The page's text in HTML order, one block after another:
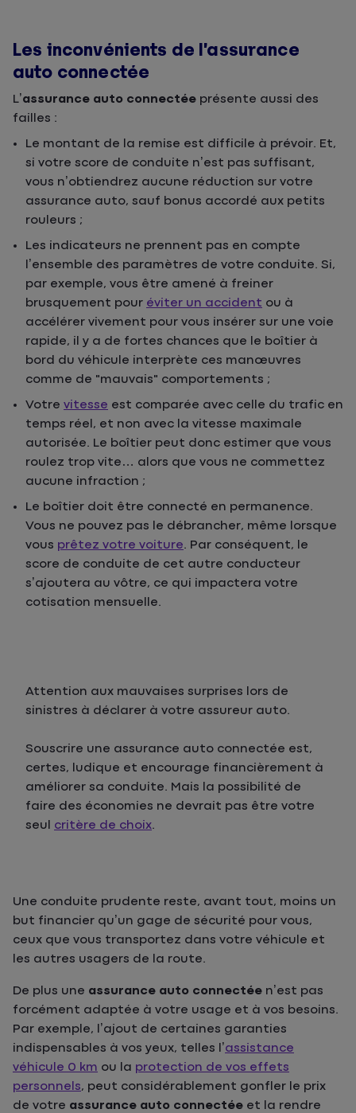
Les inconvénients de l’assurance
auto connectée
L’assurance auto connectée présente aussi des
failles :
Le montant de la remise est difficile à prévoir. Et,
si votre score de conduite n’est pas suffisant,
vous n’obtiendrez aucune réduction sur votre
assurance auto, sauf bonus accordé aux petits
rouleurs ;
Les indicateurs ne prennent pas en compte
l’ensemble des paramètres de votre conduite. Si,
par exemple, vous être amené à freiner
brusquement pour éviter un accident ou à
accélérer vivement pour vous insérer sur une voie
rapide, il y a de fortes chances que le boîtier à
bord du véhicule interprète ces manœuvres
comme de "mauvais" comportements ;
Votre vitesse est comparée avec celle du trafic en
temps réel, et non avec la vitesse maximale
autorisée. Le boîtier peut donc estimer que vous
roulez trop vite… alors que vous ne commettez
aucune infraction ;
Le boîtier doit être connecté en permanence.
Vous ne pouvez pas le débrancher, même lorsque
vous prêtez votre voiture. Par conséquent, le
score de conduite de cet autre conducteur
s’ajoutera au vôtre, ce qui impactera votre
cotisation mensuelle.
Attention aux mauvaises surprises lors de
sinistres à déclarer à votre assureur auto.
Souscrire une assurance auto connectée est,
certes, ludique et encourage financièrement à
améliorer sa conduite. Mais la possibilité de
faire des économies ne devrait pas être votre
seul critère de choix.
Une conduite prudente reste, avant tout, moins un
but financier qu’un gage de sécurité pour vous,
ceux que vous transportez dans votre véhicule et
les autres usagers de la route.
De plus une assurance auto connectée n’est pas
forcément adaptée à votre usage et à vos besoins.
Par exemple, l’ajout de certaines garanties
indispensables à vos yeux, telles l’assistance
véhicule 0 km ou la protection de vos effets
personnels, peut considérablement gonfler le prix
de votre assurance auto connectée et la rendre